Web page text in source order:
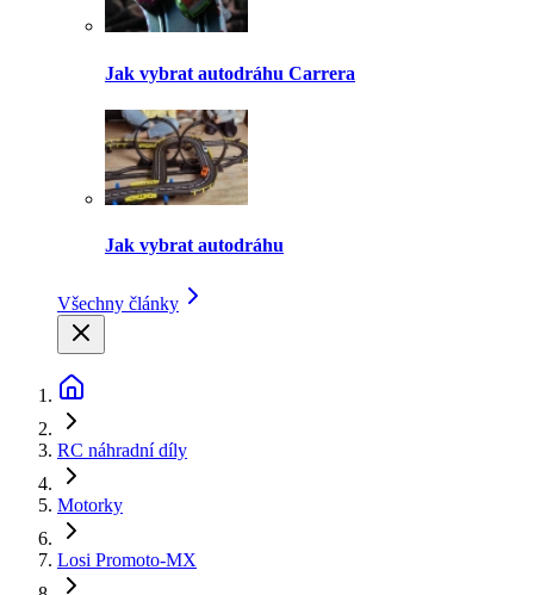
Jak vybrat autodráhu Carrera
Jak vybrat autodráhu
Všechny články
RC náhradní díly
Motorky
Losi Promoto-MX